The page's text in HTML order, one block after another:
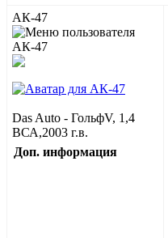
АК-47
Das Auto - ГольфV, 1,4
ВСА,2003 г.в.
Доп. информация